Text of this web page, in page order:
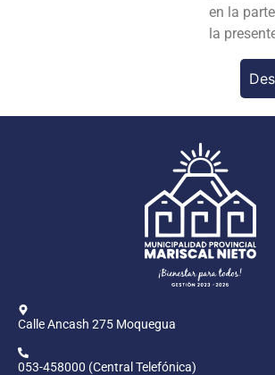
en la
la
Calle Ancash 275 Moquegua
053-458000 (Central Telefónica)